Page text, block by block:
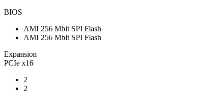
BIOS
AMI 256 Mbit SPI Flash
AMI 256 Mbit SPI Flash
Expansion
PCIe x16
2
2